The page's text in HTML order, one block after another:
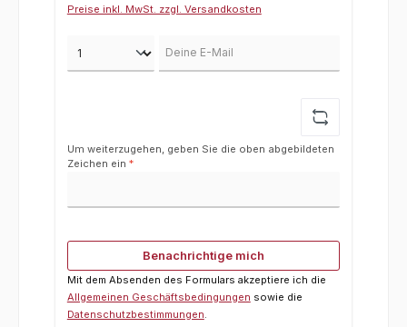
Preise inkl. MwSt. zzgl. Versandkosten
Um weiterzugehen, geben Sie die oben abgebildeten
Zeichen ein *
Benachrichtige mich
Mit dem Absenden des Formulars akzeptiere ich die
Allgemeinen Geschäftsbedingungen sowie die
Datenschutzbestimmungen.